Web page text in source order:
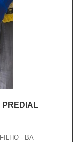
PREDIAL
- BA